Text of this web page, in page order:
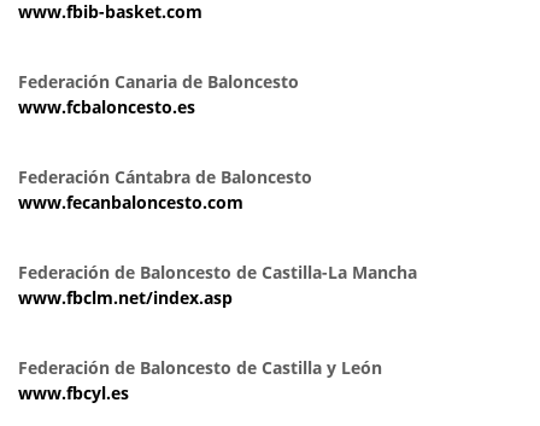
www.fbib-basket.com
Federación Canaria de Baloncesto
www.fcbaloncesto.es
Federación Cántabra de Baloncesto
www.fecanbaloncesto.com
Federación de Baloncesto de Castilla-La Mancha
www.fbclm.net/index.asp
Federación de Baloncesto de Castilla y León
www.fbcyl.es